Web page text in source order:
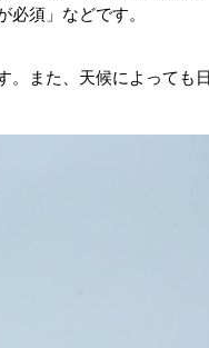
須」などです。
また、天候によっても